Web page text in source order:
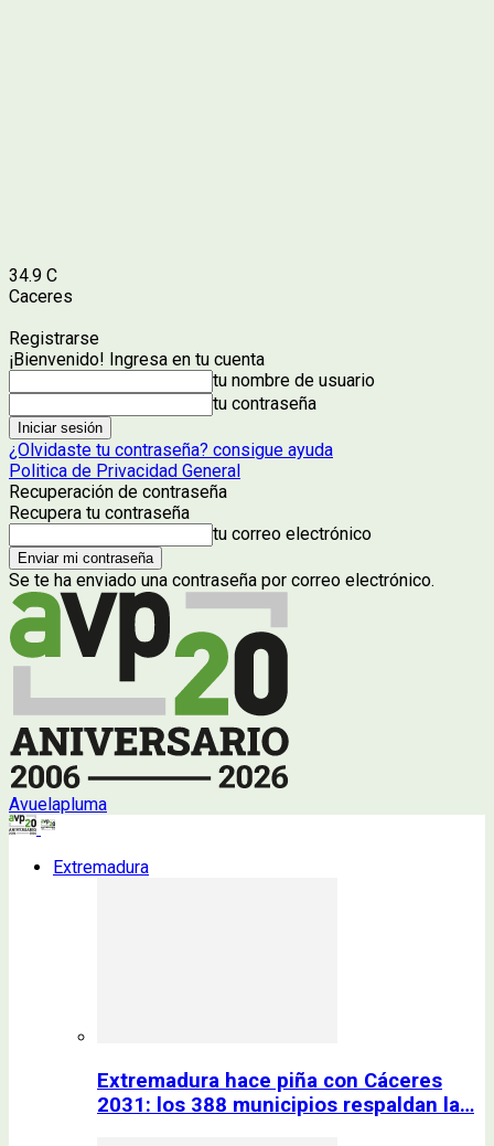
34.9 C
Caceres
Registrarse
¡Bienvenido! Ingresa en tu cuenta
tu nombre de usuario
tu contraseña
¿Olvidaste tu contraseña? consigue ayuda
Politica de Privacidad General
Recuperación de contraseña
Recupera tu contraseña
tu correo electrónico
Se te ha enviado una contraseña por correo electrónico.
Avuelapluma
Extremadura
Extremadura hace piña con Cáceres
2031: los 388 municipios respaldan la…